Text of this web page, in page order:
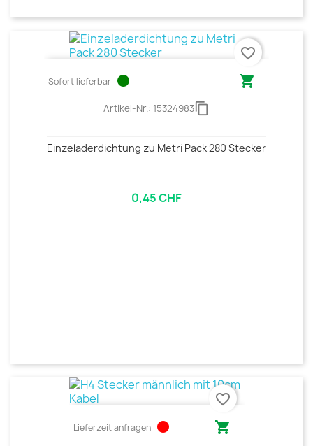
Sofort lieferbar circle 
Artikel-Nr.: 15324983content_copy
Einzeladerdichtung zu Metri Pack 280 Stecker
0,45 CHF
favorite_border
Lieferzeit anfragen circle 
favorite_border